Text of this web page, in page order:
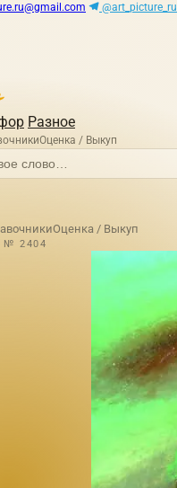
@art_picture_ru
Разное
Оценка / Выкуп
Оценка / Выкуп
№ 2404